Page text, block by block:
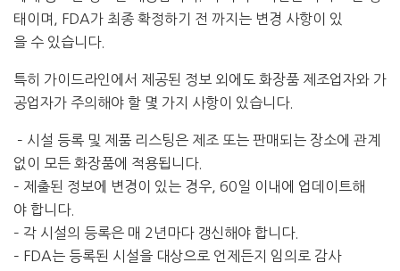
태이며 , FDA가 최종 확정하기 전 까지는 변경 사항이
있
을 수 있습니다.
특히 가이드라인에서 제공된 정보 외에도 화장품 제조업자와 가
공업자가 주의해야 할 몇 가지 사항이 있습니다.
– 시설 등록 및 제품 리스팅은 제조 또는 판매되는 장소에 관계
없이
모든 화장품에 적용됩니다.
– 제출된 정보에 변경이 있는 경우, 60일 이내에
업데이트해
야 합니다.
– 각 시설의 등록은 매 2 년마다 갱신해야 합니다.
– FDA는 등록된 시설을 대상으로 언제든지 임의로 감사